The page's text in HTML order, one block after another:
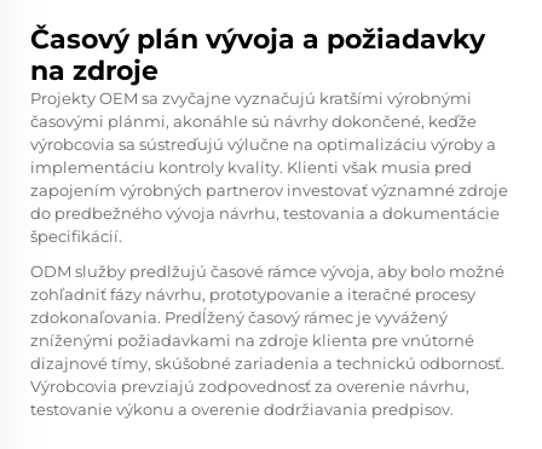
Časový plán vývoja a požiadavky
na zdroje
Projekty OEM sa zvyčajne vyznačujú kratšími výrobnými
časovými plánmi, akonáhle sú návrhy dokončené, keďže
výrobcovia sa sústreďujú výlučne na optimalizáciu výroby a
implementáciu kontroly kvality. Klienti však musia pred
zapojením výrobných partnerov investovať významné zdroje
do predbežného vývoja návrhu, testovania a dokumentácie
špecifikácií.
ODM služby predlžujú časové rámce vývoja, aby bolo možné
zohľadniť fázy návrhu, prototypovanie a iteračné procesy
zdokonaľovania. Predĺžený časový rámec je vyvážený
zníženými požiadavkami na zdroje klienta pre vnútorné
dizajnové tímy, skúšobné zariadenia a technickú odbornosť.
Výrobcovia prevziajú zodpovednosť za overenie návrhu,
testovanie výkonu a overenie dodržiavania predpisov.